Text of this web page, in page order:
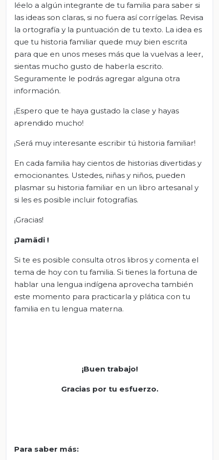
léelo a algún integrante de tu familia para saber si
las ideas son claras, si no fuera así corrígelas. Revisa
la ortografía y la puntuación de tu texto. La idea es
que tu historia familiar quede muy bien escrita
para que en unos meses más que la vuelvas a leer,
sientas mucho gusto de haberla escrito.
Seguramente le podrás agregar alguna otra
información.
¡Espero que te haya gustado la clase y hayas
aprendido mucho!
¡Será muy interesante escribir tú historia familiar!
En cada familia hay cientos de historias divertidas y
emocionantes. Ustedes, niñas y niños, pueden
plasmar su historia familiar en un libro artesanal y
si les es posible incluir fotografías.
¡Gracias!
¡Jamädi !
Si te es posible consulta otros libros y comenta el
tema de hoy con tu familia. Si tienes la fortuna de
hablar una lengua indígena aprovecha también
este momento para practicarla y plática con tu
familia en tu lengua materna.
¡Buen trabajo!
Gracias por tu esfuerzo.
Para saber más: